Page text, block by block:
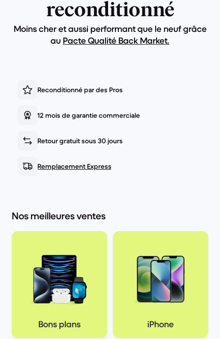
reconditionné
Moins cher et aussi performant que le neuf grâce
au Pacte Qualité Back Market.
Reconditionné par des Pros
12 mois de garantie commerciale
Retour gratuit sous 30 jours
Remplacement Express
Nos meilleures ventes
Bons plans iPhone